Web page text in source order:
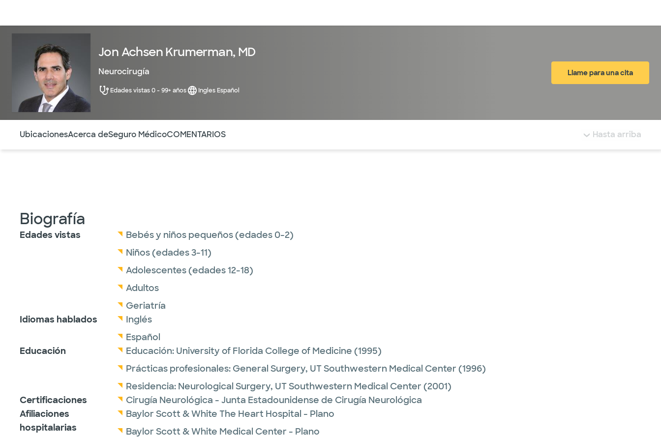
Jon Achsen Krumerman, MD
Neurocirugía
Edades vistas 0 - 99+ años Ingles Español
Llame para una cita
UbicacionesAcerca deSeguro MédicoCOMENTARIOS Hasta arriba
Biografía
Edades vistas
Bebés y niños pequeños (edades 0-2)
Niños (edades 3-11)
Adolescentes (edades 12-18)
Adultos
Geriatría
Idiomas hablados
Inglés
Español
Educación
Educación: University of Florida College of Medicine (1995)
Prácticas profesionales: General Surgery, UT Southwestern Medical Center (1996)
Residencia: Neurological Surgery, UT Southwestern Medical Center (2001)
Certificaciones
Cirugía Neurológica - Junta Estadounidense de Cirugía Neurológica
Afiliaciones
hospitalarias
Baylor Scott & White The Heart Hospital - Plano
Baylor Scott & White Medical Center - Plano